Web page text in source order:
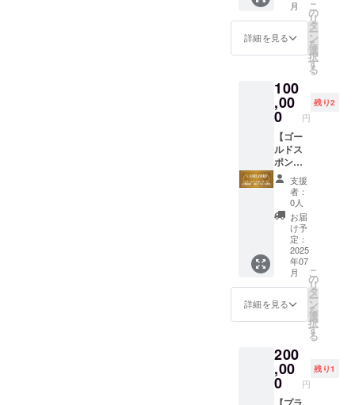
5000
円、
10000
一内容
です
場所:シ
ティ
ホール
・住
所：東
京都品
川区西
五反田
8-4-
13 五
反田JP
ビル
ディン
グ3F ・
日時：
2025年
7月29日
（火）
11:00〜
13:00 ※
滞在費
は各自
でご負
担くだ
2025年
8月8日
（金）
12
時〜予
所：東
京都
（大手
町駅、
東京駅
近辺を
想
定。）
・支援
者様の
交通費
や滞在
費は各
自でご
負担く
ださ
い。 ・
クラウ
ドファ
ンディ
了後、
会場な
ど詳細
情報を
月
詳細を見る
こ
の
リ
タ
ー
ン
を
選
択
す
る
100
,00
0 円
残り2
【ゴー
ルドス
ポン
サー】
企業協
賛 御
社10名
ご招待
イベン
ト時に
協賛企
業様と
してス
ライド
で紹介
させて
きま
す。 イ
ベント
当日に
支援
者：
0人
お届
け予
定：
2025
年07
月
詳細を見る
こ
の
リ
タ
ー
ン
を
選
択
す
る
200
,00
0 円
残り1